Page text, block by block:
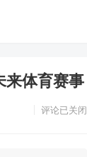
来体育赛事
评论已关闭